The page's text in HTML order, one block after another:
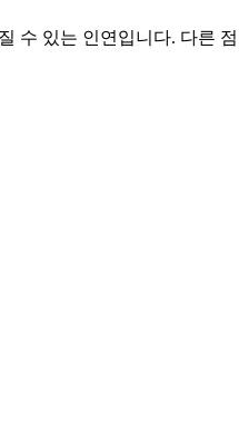
수 있는 인연입니다. 다른